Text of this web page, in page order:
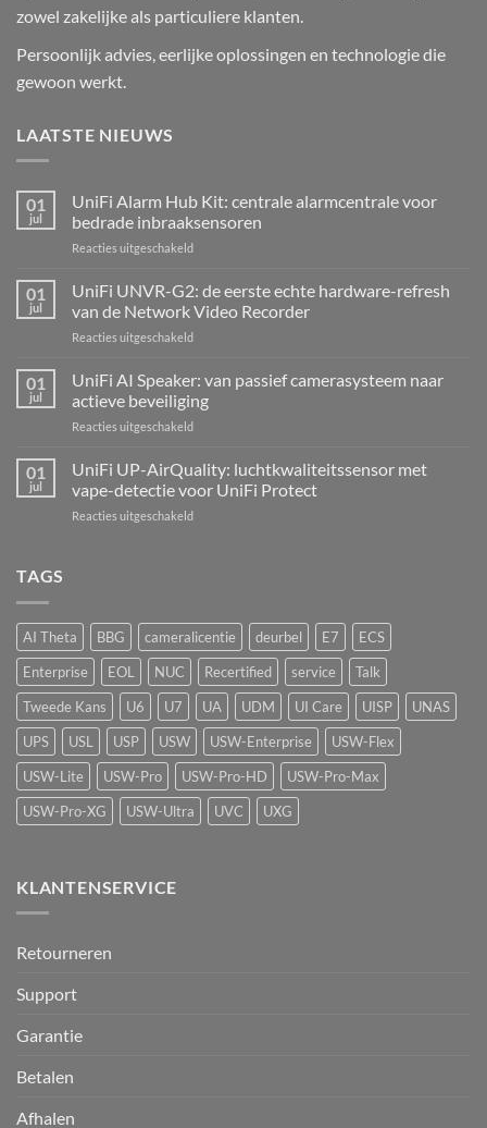
zowel zakelijke als particuliere klanten.
Persoonlijk advies, eerlijke oplossingen en technologie die
gewoon werkt.
LAATSTE NIEUWS
01
jul
UniFi Alarm Hub Kit: centrale alarmcentrale voor
bedrade inbraaksensoren
Reacties uitgeschakeldvoor
Alarm
Kit:
centrale
voor
inbraaksensoren
01
jul
UniFi UNVR-G2: de eerste echte hardware-refresh
van de Network Video Recorder
Reacties uitgeschakeldvoor
de
eerste
hardware-
refresh
de
01
jul
UniFi AI Speaker: van passief camerasysteem naar
actieve beveiliging
Reacties uitgeschakeldvoor
Speaker:
van
passief
01
jul
UniFi UP-AirQuality: luchtkwaliteitssensor met
vape-detectie voor UniFi Protect
Reacties uitgeschakeldvoor
vape-
detectie
voor
UniFi
Protect
TAGS
AI Theta BBG cameralicentie deurbel E7
ECS
Enterprise
EOL NUC Recertified service
Talk
Tweede Kans
U6 U7 UA UDM UI Care UISP
UNAS
UPS
USL USP USW USW-Enterprise
USW-Flex
USW-Lite
USW-Pro USW-Pro-HD
USW-Pro-Max
USW-Pro-XG
USW-Ultra UVC UXG
KLANTENSERVICE
Retourneren
Support
Garantie
Betalen
Afhalen